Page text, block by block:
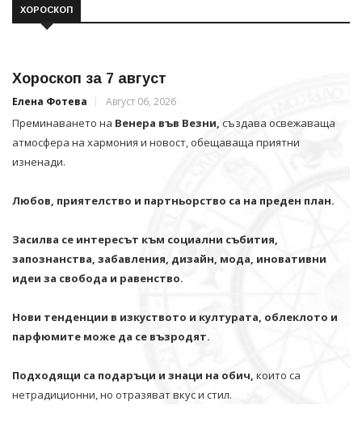
ХОРОСКОП
Хороскоп за 7 август
Елена Фотева Август 06, 2026
Преминаването на Венера във Везни, създава освежаваща
атмосфера на хармония и новост, обещаваща приятни
изненади.
Любов, приятелство и партньорство са на преден план.
Засилва се интересът към социални събития,
запознанства, забавления, дизайн, мода, иновативни
идеи за свобода и равенство.
Нови тенденции в изкуството и културата, облеклото и
парфюмите може да се възродят.
Подходящи са подаръци и знаци на обич, които са
нетрадиционни, но отразяват вкус и стил.